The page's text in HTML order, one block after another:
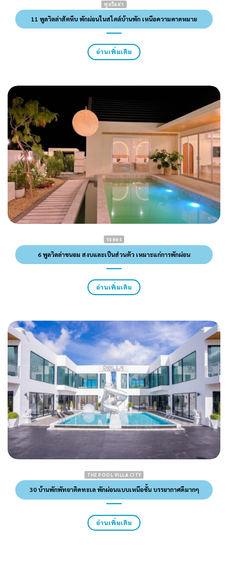
พูลวิลล่า
11 พูลวิลล่าสัตหีบ พักผ่อนในสไตล์บ้านพัก เหนือความคาดหมาย
อ่านเพิ่มเติม
ระยอง
6 พูลวิลล่าขนอม สงบและเป็นส่วนตัว เหมาะแก่การพักผ่อน
อ่านเพิ่มเติม
THE POOL VILLA CITY
30 บ้านพักพัทยาติดทะเล พักผ่อนแบบเหนือชั้น บรรยากาศดีมากๆ
อ่านเพิ่มเติม